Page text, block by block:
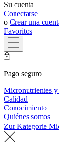
Su cuenta
Conectarse
o Crear una
Favoritos
Pago seguro
Micronutrientes
Calidad
Conocimiento
Quiénes somos
Zur Kategorie